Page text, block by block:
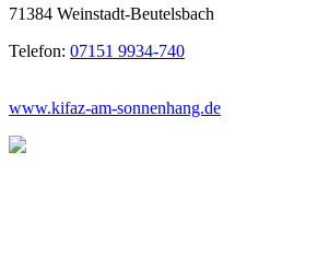
71384 Weinstadt-Beutelsbach
Telefon: 07151 9934-740
www.kifaz-am-sonnenhang.de